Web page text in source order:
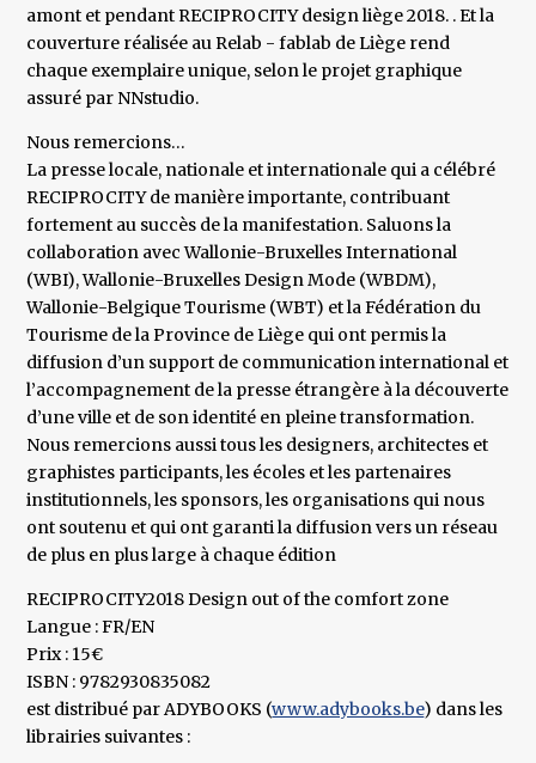
amont et pendant RECIPROCITY design liège 2018. . Et la
couverture réalisée au Relab - fablab de Liège rend
chaque exemplaire unique, selon le projet graphique
assuré par NNstudio.
Nous remercions…
La presse locale, nationale et internationale qui a célébré
RECIPROCITY de manière importante, contribuant
fortement au succès de la manifestation. Saluons la
collaboration avec Wallonie-Bruxelles International
(WBI), Wallonie-Bruxelles Design Mode (WBDM),
Wallonie-Belgique Tourisme (WBT) et la Fédération du
Tourisme de la Province de Liège qui ont permis la
diffusion d’un support de communication international et
l’accompagnement de la presse étrangère à la découverte
d’une ville et de son identité en pleine transformation.
Nous remercions aussi tous les designers, architectes et
graphistes participants, les écoles et les partenaires
institutionnels, les sponsors, les organisations qui nous
ont soutenu et qui ont garanti la diffusion vers un réseau
de plus en plus large à chaque édition
RECIPROCITY2018 Design out of the comfort zone
Langue : FR/EN
Prix : 15€
ISBN : 9782930835082
est distribué par ADYBOOKS (www.adybooks.be) dans les
librairies suivantes :